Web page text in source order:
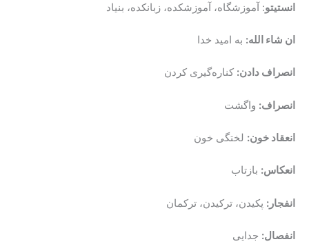
انستیتو: آموزشگاه، آموزشکده، زبانکده، بنیاد
ان شاء الله: به امید خدا
انصراف دادن: کناره‌گیری کردن
انصراف: واگشت
انعقاد خون: لختگی خون
انعکاس: بازتاب
انفجار: پکیدن، ترکیدن، ترکمان
انفصال: جدایی